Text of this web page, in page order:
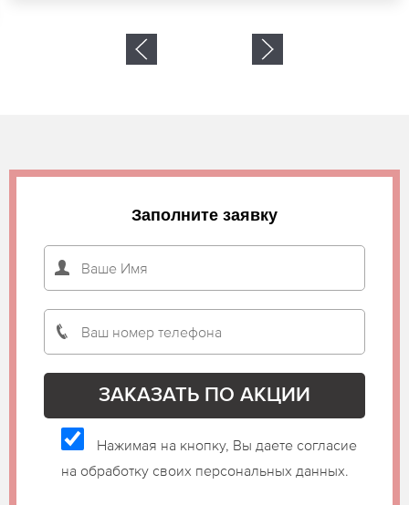
Заполните заявку
Нажимая на кнопку, Вы даете согласие
на обработку своих персональных данных.